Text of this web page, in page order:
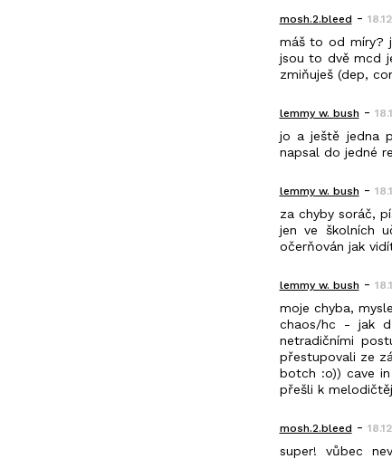
mosh.2.bleed -
máš to od míry?
jsou to dvě mcd
zmiňuješ (dep,
lemmy w. bush -
jo a ještě jedna
napsal do jedné
lemmy w. bush -
za chyby soráč,
jen ve školních
očerňován jak
lemmy w. bush -
moje chyba,
chaos/hc - jak
netradičními
přestupovali ze
botch :o)) cave
přešli k
mosh.2.bleed -
super! vůbec